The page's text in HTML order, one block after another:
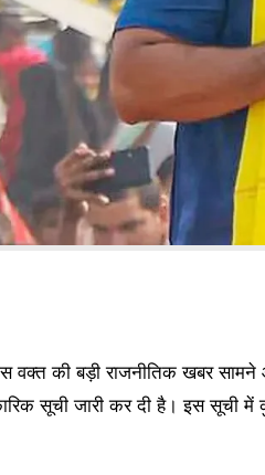
वक्त की बड़ी राजनीतिक खबर सामने
सूची जारी कर दी है। इस सूची